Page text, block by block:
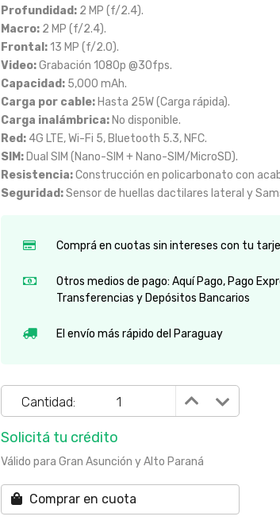
Profundidad: 2 MP (f/2.4).
Macro: 2 MP (f/2.4).
Frontal:13 MP (f/2.0).
Video:Grabación 1080p @30fps.
Capacidad: 5,000 mAh.
Carga por cable: Hasta 25W (Carga rápida).
Carga inalámbrica: No disponible.
Red: 4G LTE, Wi-Fi 5, Bluetooth 5.3, NFC.
SIM: Dual SIM (Nano-SIM + Nano-SIM/MicroSD).
Resistencia:Construcción en policarbonato con
Seguridad:Sensor de huellas dactilares lateral y
Comprá en cuotas sin intereses con tu
Otros medios de pago: Aquí Pago, Pago
Transferencias y Depósitos Bancarios
El envío más rápido del Paraguay
Cantidad:
Solicitá tu crédito
Válido para Gran Asunción y Alto Paraná
Comprar en cuota